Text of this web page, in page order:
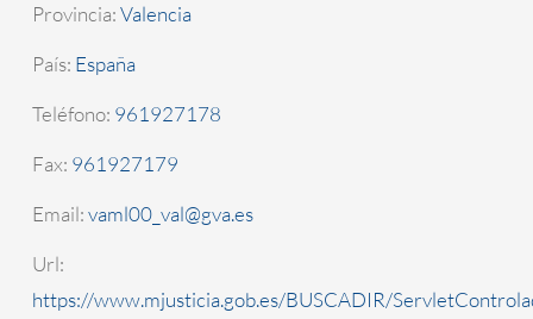
Provincia:Valencia
País: España
Teléfono: 961927178
Fax: 961927179
Email:vaml00_val@gva.es
Url:
https://www.mjusticia.gob.es/BUSCADIR/